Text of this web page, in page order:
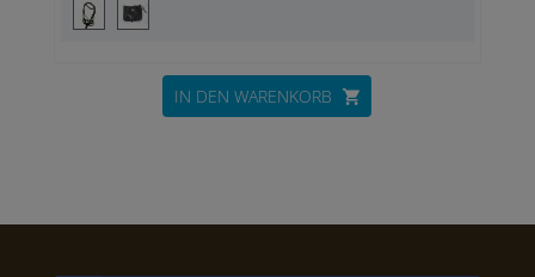
IN DEN WARENKORB